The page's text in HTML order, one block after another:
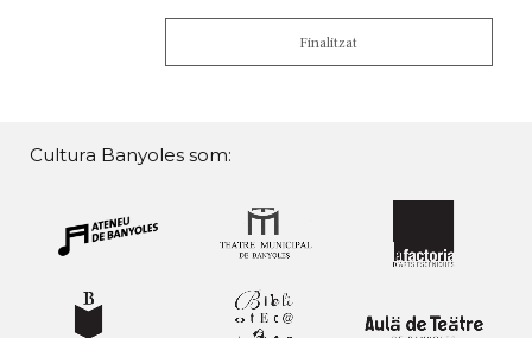
Finalitzat
Cultura Banyoles som: